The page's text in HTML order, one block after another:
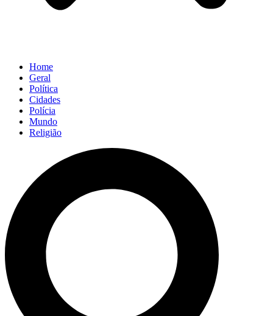
Home
Geral
Política
Cidades
Polícia
Mundo
Religião